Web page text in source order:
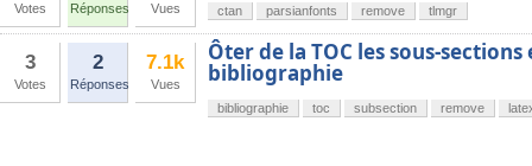
Votes Réponses Vues ctan parsianfonts remove tlmgr
3
Votes
2
Réponses
7.1k
Vues
Ôter de la TOC les sous-
bibliographie
bibliographie toc subsection remove